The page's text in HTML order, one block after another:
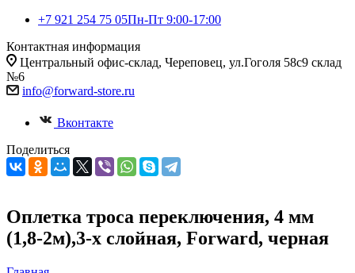
+7 921 254 75 05Пн-Пт 9:00-17:00
Контактная информация
Центральный офис-склад, Череповец, ул.Гоголя 58с9 склад
№6
info@forward-store.ru
Вконтакте
Поделиться
Оплетка троса переключения, 4 мм
(1,8-2м),3-х слойная, Forward, черная